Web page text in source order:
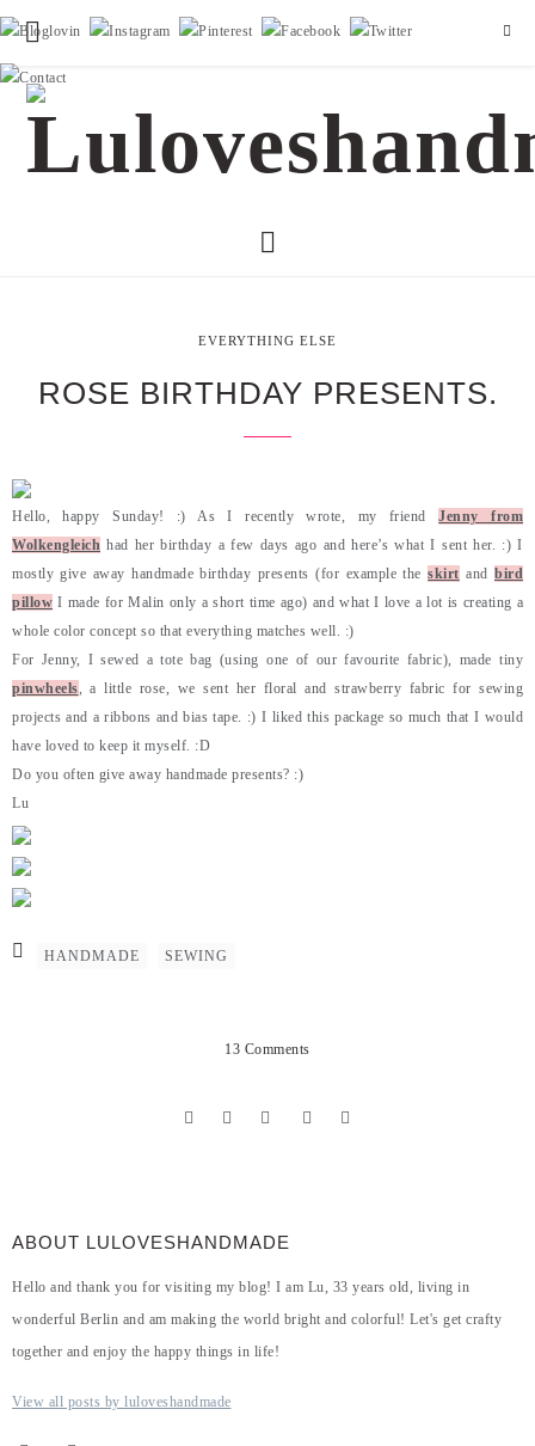
EVERYTHING ELSE
ROSE BIRTHDAY PRESENTS.
Hello, happy Sunday! :) As I recently wrote, my friendJenny from
Wolkengleich had her birthday a few days ago and here’s what I sent her. :) I
mostly give away handmade birthday presents (for example theskirt andbird
pillow I made for Malin only a short time ago) and what I love a lot is creating a
whole color concept so that everything matches well. :)
For Jenny, I sewed a tote bag (using one of our favourite fabric), made tiny
pinwheels, a little rose, we sent her floral and strawberry fabric for sewing
projects and a ribbons and bias tape. :) I liked this package so much that I would
have loved to keep it myself. :D
Do you often give away handmade presents? :)
Lu
HANDMADE SEWING
13 Comments
ABOUT LULOVESHANDMADE
Hello and thank you for visiting my blog! I am Lu, 33 years old, living in
wonderful Berlin and am making the world bright and colorful! Let's get crafty
together and enjoy the happy things in life!
View all posts by luloveshandmade